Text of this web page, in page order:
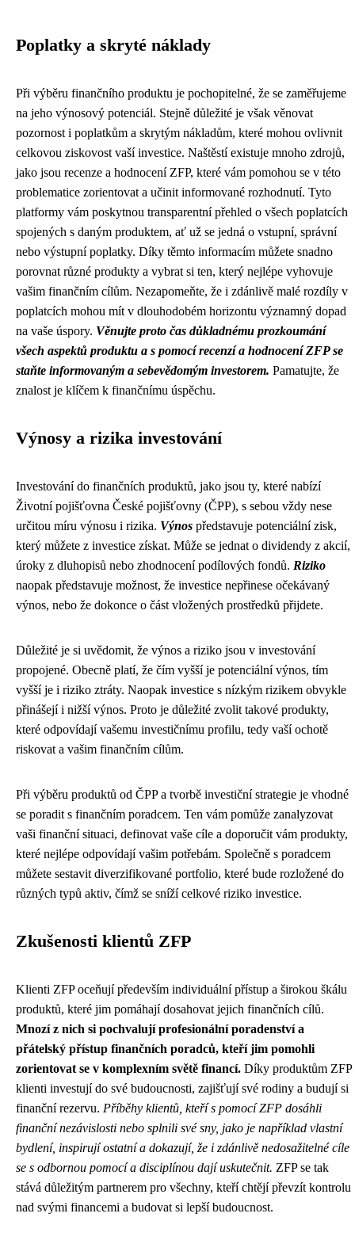
Poplatky a skryté náklady
Při výběru finančního produktu je pochopitelné, že se zaměřujeme
na jeho výnosový potenciál. Stejně důležité je však věnovat
pozornost i poplatkům a skrytým nákladům, které mohou ovlivnit
celkovou ziskovost vaší investice. Naštěstí existuje mnoho zdrojů,
jako jsou recenze a hodnocení ZFP, které vám pomohou se v této
problematice zorientovat a učinit informované rozhodnutí. Tyto
platformy vám poskytnou transparentní přehled o všech poplatcích
spojených s daným produktem, ať už se jedná o vstupní, správní
nebo výstupní poplatky. Díky těmto informacím můžete snadno
porovnat různé produkty a vybrat si ten, který nejlépe vyhovuje
vašim finančním cílům. Nezapomeňte, že i zdánlivě malé rozdíly v
poplatcích mohou mít v dlouhodobém horizontu významný dopad
na vaše úspory. Věnujte proto čas důkladnému prozkoumání
všech aspektů produktu a s pomocí recenzí a hodnocení ZFP se
staňte informovaným a sebevědomým investorem. Pamatujte, že
znalost je klíčem k finančnímu úspěchu.
Výnosy a rizika investování
Investování do finančních produktů, jako jsou ty, které nabízí
Životní pojišťovna České pojišťovny (ČPP), s sebou vždy nese
určitou míru výnosu i rizika. Výnos představuje potenciální zisk,
který můžete z investice získat. Může se jednat o dividendy z akcií,
úroky z dluhopisů nebo zhodnocení podílových fondů. Riziko
naopak představuje možnost, že investice nepřinese očekávaný
výnos, nebo že dokonce o část vložených prostředků přijdete.
Důležité je si uvědomit, že výnos a riziko jsou v investování
propojené. Obecně platí, že čím vyšší je potenciální výnos, tím
vyšší je i riziko ztráty. Naopak investice s nízkým rizikem obvykle
přinášejí i nižší výnos. Proto je důležité zvolit takové produkty,
které odpovídají vašemu investičnímu profilu, tedy vaší ochotě
riskovat a vašim finančním cílům.
Při výběru produktů od ČPP a tvorbě investiční strategie je vhodné
se poradit s finančním poradcem. Ten vám pomůže zanalyzovat
vaši finanční situaci, definovat vaše cíle a doporučit vám produkty,
které nejlépe odpovídají vašim potřebám. Společně s poradcem
můžete sestavit diverzifikované portfolio, které bude rozložené do
různých typů aktiv, čímž se sníží celkové riziko investice.
Zkušenosti klientů ZFP
Klienti ZFP oceňují především individuální přístup a širokou škálu
produktů, které jim pomáhají dosahovat jejich finančních cílů.
Mnozí z nich si pochvalují profesionální poradenství a
přátelský přístup finančních poradců, kteří jim pomohli
zorientovat se v komplexním světě financí. Díky produktům ZFP
klienti investují do své budoucnosti, zajišťují své rodiny a budují si
finanční rezervu. Příběhy klientů, kteří s pomocí ZFP dosáhli
finanční nezávislosti nebo splnili své sny, jako je například vlastní
bydlení, inspirují ostatní a dokazují, že i zdánlivě nedosažitelné cíle
se s odbornou pomocí a disciplínou dají uskutečnit. ZFP se tak
stává důležitým partnerem pro všechny, kteří chtějí převzít kontrolu
nad svými financemi a budovat si lepší budoucnost.